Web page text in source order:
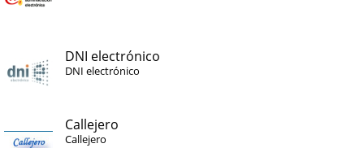
DNI electrónico
DNI electrónico
Callejero
Callejero